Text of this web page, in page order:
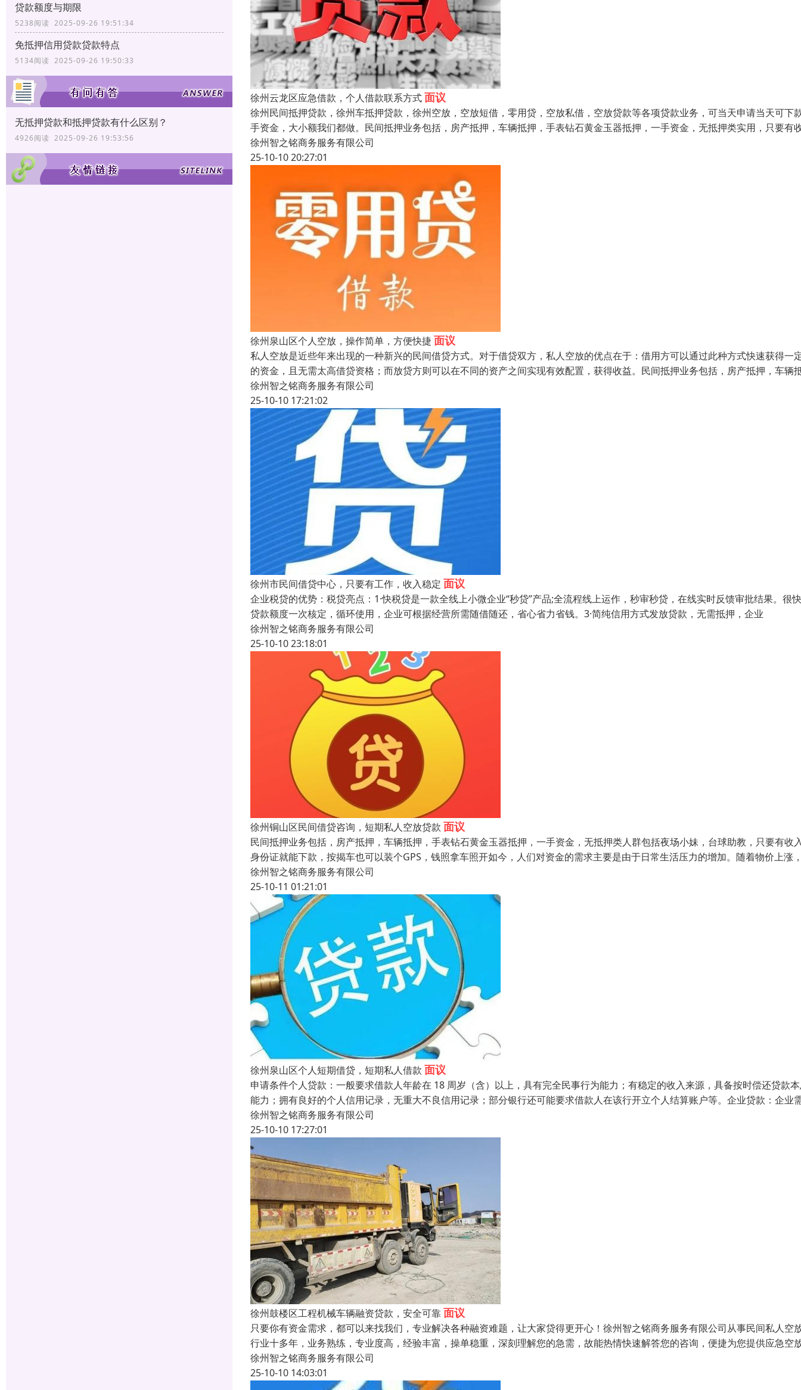
贷款额度与期限
5238阅读 2025-09-26 19:51:34
免抵押信用贷款贷款特点
5134阅读 2025-09-26 19:50:33
无抵押贷款和抵押贷款有什么区别？
4926阅读 2025-09-26 19:53:56
徐州云龙区应急借款，个人借款联系方式面议
徐州民间抵押贷款，徐州车抵押贷款，徐州空放，空放短借，零用贷，空放私借，空放贷款等各项贷款业务，可当天申请当天可下
手资金，大小额我们都做。民间抵押业务包括，房产抵押，车辆抵押，手表钻石黄金玉器抵押，一手资金，无抵押类实用，只要有
徐州智之铭商务服务有限公司
25-10-10 20:27:01
徐州泉山区个人空放，操作简单，方便快捷 面议
私人空放是近些年来出现的一种新兴的民间借贷方式。对于借贷双方，私人空放的优点在于：借用方可以通过此种方式快速获得一
的资金，且无需太高借贷资格；而放贷方则可以在不同的资产之间实现有效配置，获得收益。民间抵押业务包括，房产抵押，车辆
徐州智之铭商务服务有限公司
25-10-10 17:21:02
徐州市民间借贷中心，只要有工作，收入稳定 面议
企业税贷的优势：税贷亮点：1·快税贷是一款全线上小微企业“秒贷”产品;全流程线上运作，秒审秒贷，在线实时反馈审批结果。很
贷款额度一次核定，循环使用，企业可根据经营所需随借随还，省心省力省钱。3·简纯信用方式发放贷款，无需抵押，企业
徐州智之铭商务服务有限公司
25-10-10 23:18:01
徐州铜山区民间借贷咨询，短期私人空放贷款 面议
民间抵押业务包括，房产抵押，车辆抵押，手表钻石黄金玉器抵押，一手资金，无抵押类人群包括夜场小妹，台球助教，只要有收
身份证就能下款，按揭车也可以装个GPS，钱照拿车照开如今，人们对资金的需求主要是由于日常生活压力的增加。随着物价上涨
徐州智之铭商务服务有限公司
25-10-11 01:21:01
徐州泉山区个人短期借贷，短期私人借款 面议
申请条件个人贷款：一般要求借款人年龄在 18 周岁（含）以上，具有完全民事行为能力；有稳定的收入来源，具备按时偿还贷款
能力；拥有良好的个人信用记录，无重大不良信用记录；部分银行还可能要求借款人在该行开立个人结算账户等。企业贷款：企业
徐州智之铭商务服务有限公司
25-10-10 17:27:01
徐州鼓楼区工程机械车辆融资贷款，安全可靠面议
只要你有资金需求，都可以来找我们，专业解决各种融资难题，让大家贷得更开心！徐州智之铭商务服务有限公司从事民间私人空
行业十多年，业务熟练，专业度高，经验丰富，操单稳重，深刻理解您的急需，故能热情快速解答您的咨询，便捷为您提供应急空
徐州智之铭商务服务有限公司
25-10-10 14:03:01